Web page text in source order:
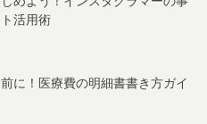
活用術
に！医療費の明細書書き方ガイ